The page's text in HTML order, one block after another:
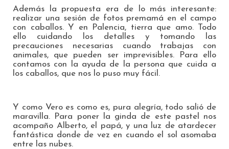
Además la propuesta era de lo más interesante:
realizar una sesión de fotos premamá en el campo
con caballos. Y en Palencia, tierra que amo. Todo
ello cuidando los detalles y tomando las
precauciones necesarias cuando trabajas con
animales, que pueden ser imprevisibles. Para ello
contamos con la ayuda de la persona que cuida a
los caballos, que nos lo puso muy fácil.
Y como Vero es como es, pura alegría, todo salió de
maravilla. Para poner la ginda de este pastel nos
acompaño Alberto, el papá, y una luz de atardecer
fantástica donde de vez en cuando el sol asomaba
entre las nubes.